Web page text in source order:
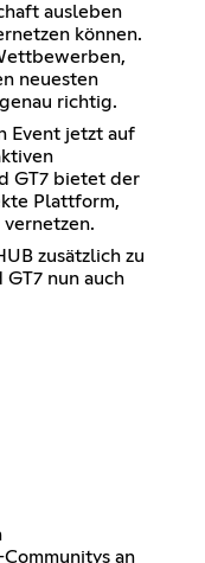
ausleben
können.
neuesten
richtig.
Event jetzt auf
GT7 bietet der
Plattform,
zusätzlich zu
nun auch
an